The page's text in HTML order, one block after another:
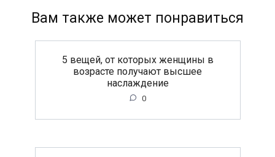
Вам также может понравиться
5 вещей, от которых женщины в
возрасте получают высшее
наслаждение
0